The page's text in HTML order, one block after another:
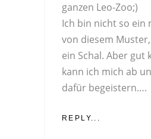
ganzen Leo-Zoo;)
Ich bin nicht so ein
von diesem
ein Schal. Aber gut
kann ich mich ab
dafür begeistern….
REPLY...